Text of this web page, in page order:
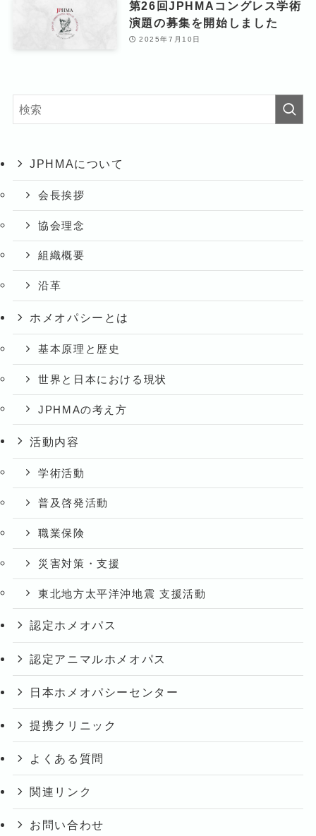
第26回JPHMAコングレス学術
演題の募集を開始しました
2025年7月10日
JPHMAについて
会長挨拶
協会理念
組織概要
沿革
ホメオパシーとは
基本原理と歴史
世界と日本における現状
JPHMAの考え方
活動内容
学術活動
普及啓発活動
職業保険
災害対策・支援
東北地方太平洋沖地震 支援活動
認定ホメオパス
認定アニマルホメオパス
日本ホメオパシーセンター
提携クリニック
よくある質問
関連リンク
お問い合わせ